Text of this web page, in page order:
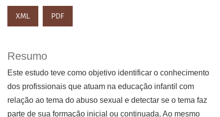
XML PDF
Resumo
Este estudo teve como objetivo identificar o conhecimento
dos profissionais que atuam na educação infantil com
relação ao tema do abuso sexual e detectar se o tema faz
parte de sua formação inicial ou continuada. Ao mesmo